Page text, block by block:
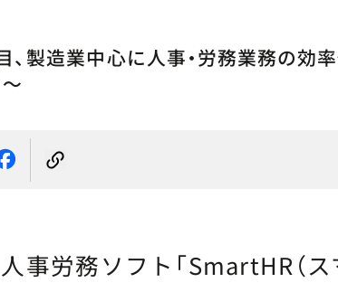
、製造業中心に人事・労務業務の効
事労務ソフト「SmartHR（ス